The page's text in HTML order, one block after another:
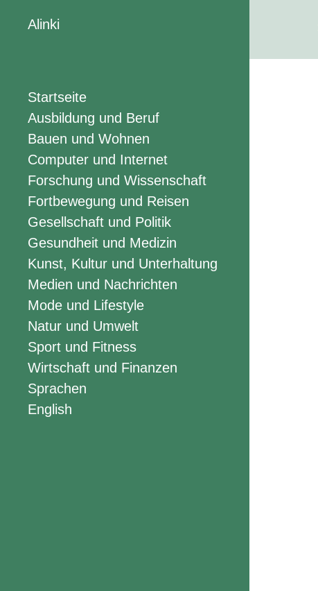
Alinki
Startseite
Ausbildung und Beruf
Bauen und Wohnen
Computer und Internet
Forschung und Wissenschaft
Fortbewegung und Reisen
Gesellschaft und Politik
Gesundheit und Medizin
Kunst, Kultur und Unterhaltung
Medien und Nachrichten
Mode und Lifestyle
Natur und Umwelt
Sport und Fitness
Wirtschaft und Finanzen
Sprachen
English